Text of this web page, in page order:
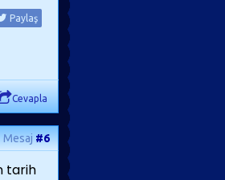
Paylaş
Cevapla
Mesaj#6
tarih